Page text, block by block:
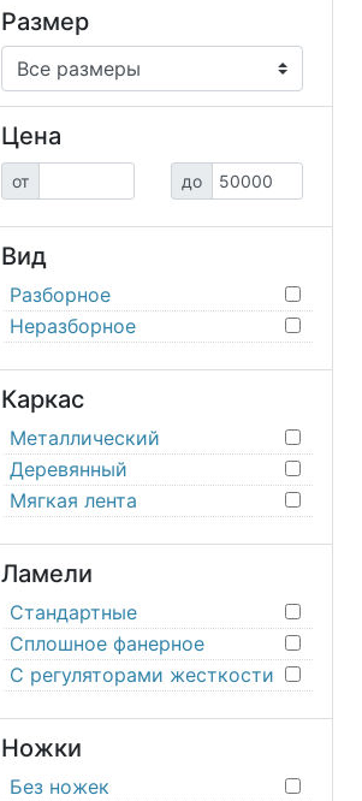
Размер
Цена
от до
Вид
Разборное
Неразборное
Каркас
Металлический
Деревянный
Мягкая лента
Ламели
Стандартные
Сплошное фанерное
С регуляторами жесткости
Ножки
Без ножек